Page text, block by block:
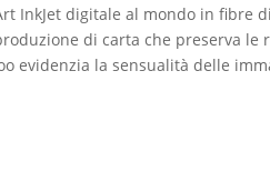
InkJet digitale al mondo in fibre
di carta che preserva le
evidenzia la sensualità delle